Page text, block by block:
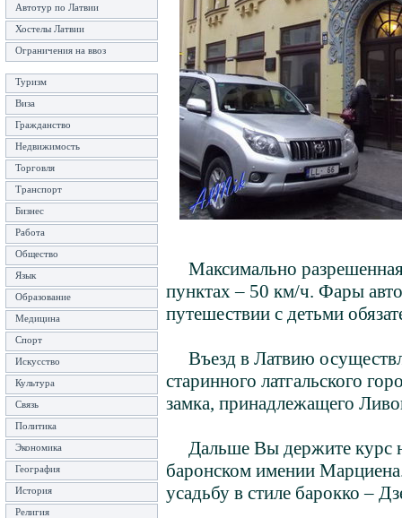
Автотур по Латвии
Хостелы Латвии
Ограничения на ввоз
Туризм
Виза
Гражданство
Недвижимость
Торговля
Транспорт
Бизнес
Работа
Общество
Язык
Образование
Медицина
Спорт
Искусство
Культура
Связь
Политика
Экономика
География
История
Религия
Максимально разрешенная
пунктах – 50 км/ч. Фары
путешествии с детьми
Въезд в Латвию
старинного латгальского
замка, принадлежащего
Дальше Вы держите курс
баронском имении
усадьбу в стиле барокко –